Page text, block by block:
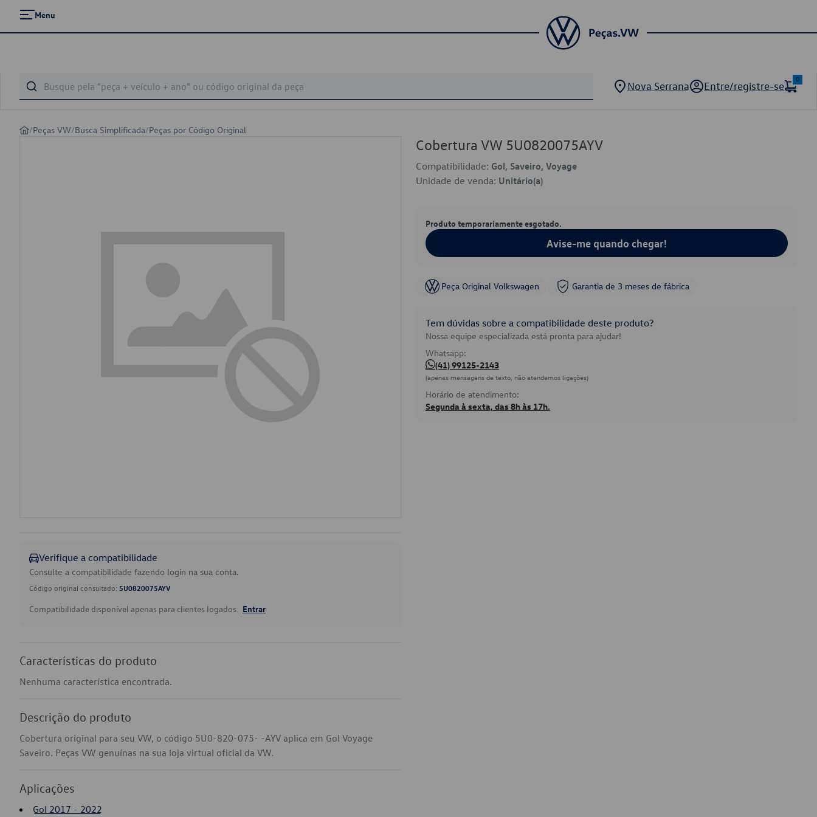
Menu
Nova Serrana Entre/registre-se
0
/Peças VW/Busca Simplificada/Peças por Código Original
Verifique a compatibilidade
Consulte a compatibilidade fazendo login na sua conta.
Código original consultado: 5U0820075AYV
Compatibilidade disponível apenas para clientes logados. Entrar
Características do produto
Nenhuma característica encontrada.
Descrição do produto
Cobertura original para seu VW, o código 5U0-820-075- -AYV aplica em Gol Voyage
Saveiro. Peças VW genuínas na sua loja virtual oficial da VW.
Aplicações
Gol 2017 - 2022
Cobertura VW 5U0820075AYV
Compatibilidade: Gol, Saveiro, Voyage
Unidade de venda: Unitário(a)
Produto temporariamente esgotado.
Avise-me quando chegar!
Peça Original Volkswagen Garantia de 3 meses de fábrica
Tem dúvidas sobre a compatibilidade deste produto?
Nossa equipe especializada está pronta para ajudar!
Whatsapp:
(41) 99125-2143
(apenas mensagens de texto, não atendemos ligações)
Horário de atendimento:
Segunda à sexta, das 8h às 17h.